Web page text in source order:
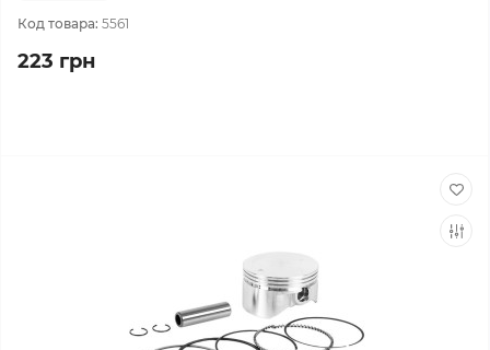
Код товара: 5561
223 грн